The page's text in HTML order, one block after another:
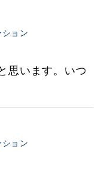
ョン
思います。いつ
ョン